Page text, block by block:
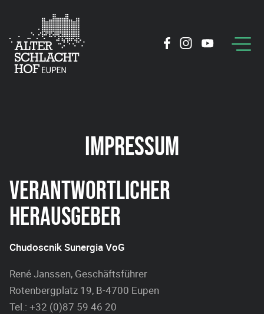
IMPRESSUM
VERANTWORTLICHER
HERAUSGEBER
Chudoscnik Sunergia VoG
René Janssen, Geschäftsführer
Rotenbergplatz 19, B-4700 Eupen
Tel.: +32 (0)87 59 46 20